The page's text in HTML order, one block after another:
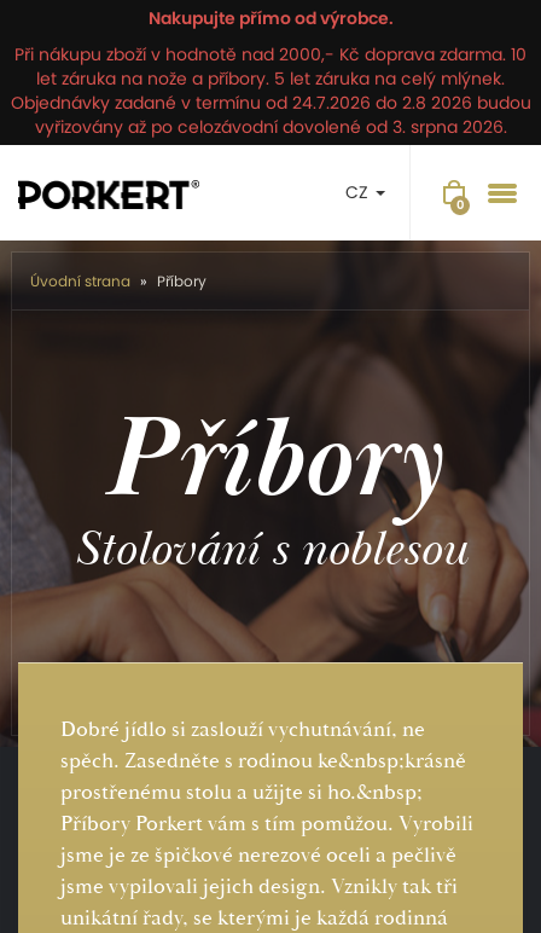
Nakupujte přímo od výrobce.
Při nákupu zboží v hodnotě nad 2000,- Kč doprava zdarma. 10
let záruka na nože a příbory. 5 let záruka na celý mlýnek.
Objednávky zadané v termínu od 24.7.2026 do 2.8 2026 budou
vyřizovány až po celozávodní dovolené od 3. srpna 2026.
CZ
Úvodní strana Příbory
Příbory
Stolování s noblesou
Dobré jídlo si zaslouží vychutnávání, ne
spěch. Zasedněte s rodinou ke&nbsp;krásně
prostřenému stolu a užijte si ho.&nbsp;
Příbory Porkert vám s tím pomůžou. Vyrobili
jsme je ze špičkové nerezové oceli a pečlivě
jsme vypilovali jejich design. Vznikly tak tři
unikátní řady, se kterými je každá rodinná